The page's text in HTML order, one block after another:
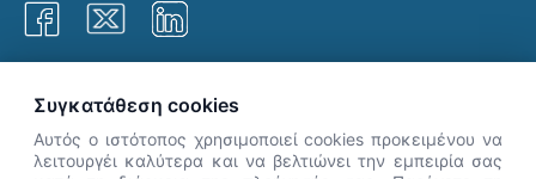
Συγκατάθεση cookies
Αυτός ο ιστότοπος χρησιμοποιεί cookies προκειμένου να
λειτουργέι καλύτερα και να βελτιώνει την εμπειρία σας